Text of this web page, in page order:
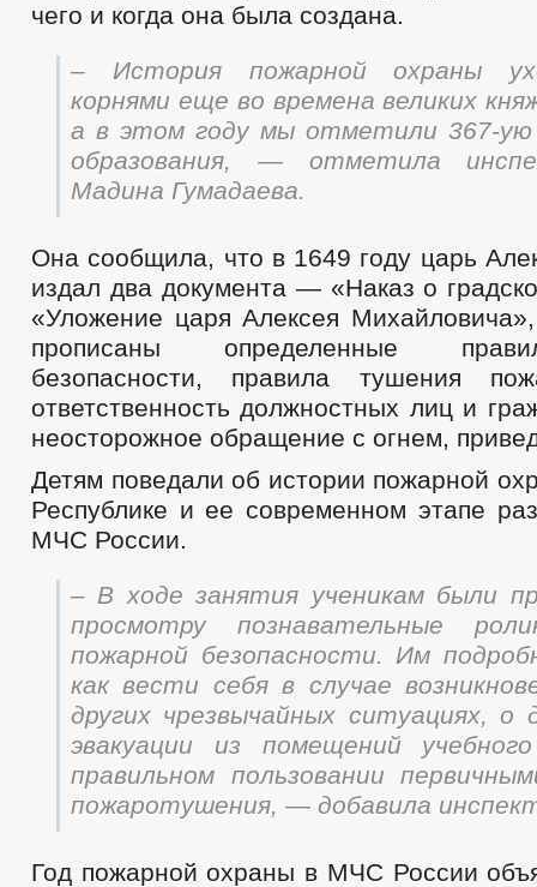
чего и когда она была создана.
– История пожарной охраны
корнями еще во времена великих
а в этом году мы отметили 367-ую
образования, — отметила
Мадина Гумадаева.
Она сообщила, что в 1649 году царь
издал два документа — «Наказ о
«Уложение царя Алексея
прописаны определенные
безопасности, правила тушения
ответственность должностных лиц и
неосторожное обращение с огнем,
Детям поведали об истории пожарной
Республике и ее современном этапе
МЧС России.
– В ходе занятия ученикам были
просмотру познавательные
пожарной безопасности. Им
как вести себя в случае
других чрезвычайных ситуациях, о
эвакуации из помещений
правильном пользовании
пожаротушения, — добавила
Год пожарной охраны в МЧС России